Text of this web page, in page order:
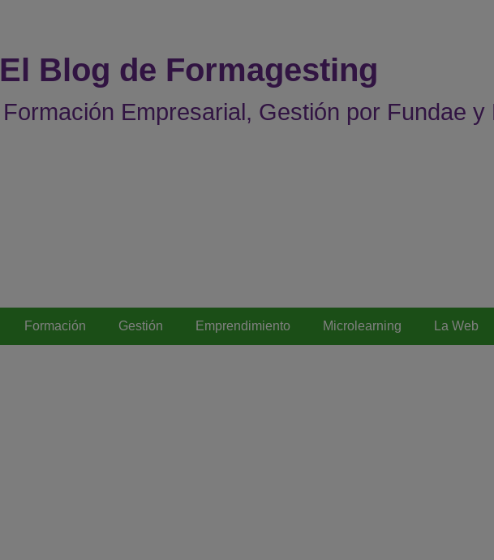
El Blog de Formagesting
Formación Empresarial, Gestión por Fundae y
Formación Gestión Emprendimiento Microlearning La Web